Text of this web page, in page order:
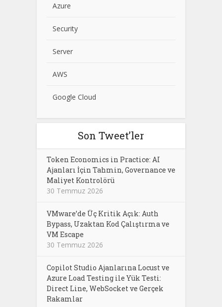
Azure
Security
Server
AWS
Google Cloud
Son Tweet’ler
Token Economics in Practice: AI
Ajanları İçin Tahmin, Governance ve
Maliyet Kontrolörü
30 Temmuz 2026
VMware’de Üç Kritik Açık: Auth
Bypass, Uzaktan Kod Çalıştırma ve
VM Escape
30 Temmuz 2026
Copilot Studio Ajanlarına Locust ve
Azure Load Testing ile Yük Testi:
Direct Line, WebSocket ve Gerçek
Rakamlar